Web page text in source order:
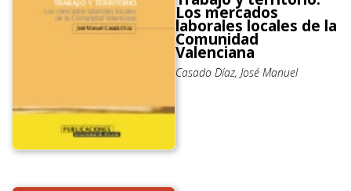
Los mercados
laborales locales de la
Comunidad
Valenciana
Casado Díaz, José Manuel